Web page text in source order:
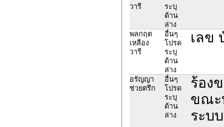
วารี
ระบุ
ด้าน
ล่าง
พลกฤต
เหลือง
วารี
อื่นๆ
โปรด
ระบุ
ด้าน
ล่าง
เลข
อรัญญา
ช่วยตรึก
อื่นๆ
โปรด
ระบุ
ด้าน
ล่าง
ร้อง
ขณะ
ระบ